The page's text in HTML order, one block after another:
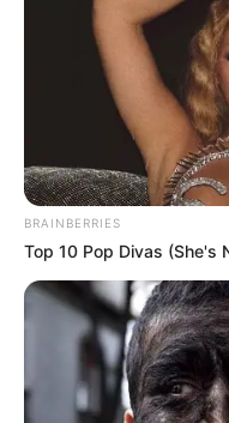
Fail! 10 Potret
Dimasak yang
Nggak Selera
BRAINBERRIES
Top 10 Pop Divas (She's